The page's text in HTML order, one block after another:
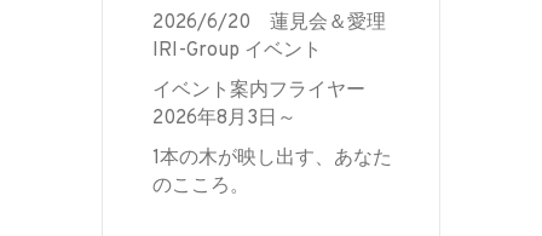
2026/6/20 蓮見会＆愛理
IRI-Group イベント
イベント案内フライヤー
2026年8月3日～
1本の木が映し出す、あなた
のこころ。